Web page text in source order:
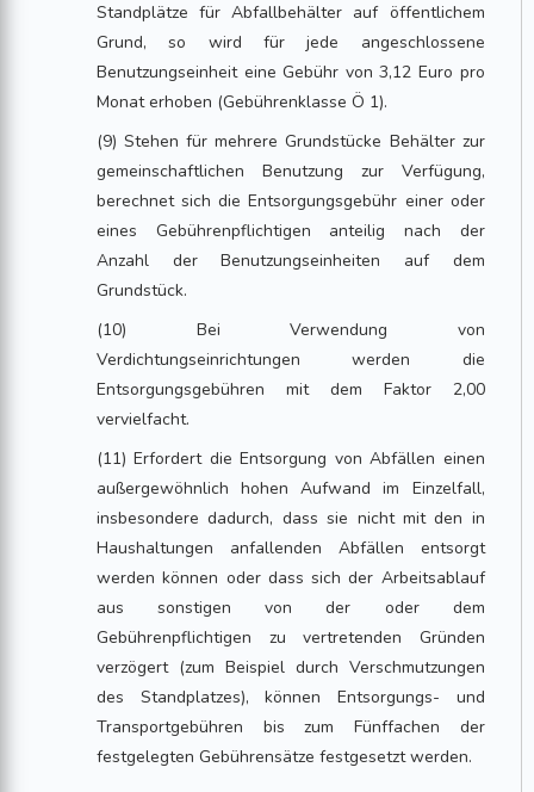
Standplätze für Abfallbehälter auf öffentlichem
Grund, so wird für jede angeschlossene
Benutzungseinheit eine Gebühr von 3,12 Euro pro
Monat erhoben (Gebührenklasse Ö 1).
(9) Stehen für mehrere Grundstücke Behälter zur
gemeinschaftlichen Benutzung zur Verfügung,
berechnet sich die Entsorgungsgebühr einer oder
eines Gebührenpflichtigen anteilig nach der
Anzahl der Benutzungseinheiten auf dem
Grundstück.
(10) Bei Verwendung von
Verdichtungseinrichtungen werden die
Entsorgungsgebühren mit dem Faktor 2,00
vervielfacht.
(11) Erfordert die Entsorgung von Abfällen einen
außergewöhnlich hohen Aufwand im Einzelfall,
insbesondere dadurch, dass sie nicht mit den in
Haushaltungen anfallenden Abfällen entsorgt
werden können oder dass sich der Arbeitsablauf
aus sonstigen von der oder dem
Gebührenpflichtigen zu vertretenden Gründen
verzögert (zum Beispiel durch Verschmutzungen
des Standplatzes), können Entsorgungs- und
Transportgebühren bis zum Fünffachen der
festgelegten Gebührensätze festgesetzt werden.